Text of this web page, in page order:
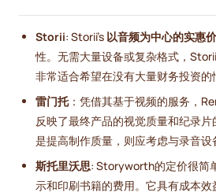
Storii: Storii's 以音频为中心的实惠
性。无需大量设备或复杂格式，
非常适合希望在没有大量财务投资的
雷门托：凭借其基于视频的服务，
反映了最终产品的视觉质量和纪录
是提高制作质量，则应考虑与录音设
斯托里沃思: Storyworth的定价很简
示和印刷书籍的费用。它具有成本